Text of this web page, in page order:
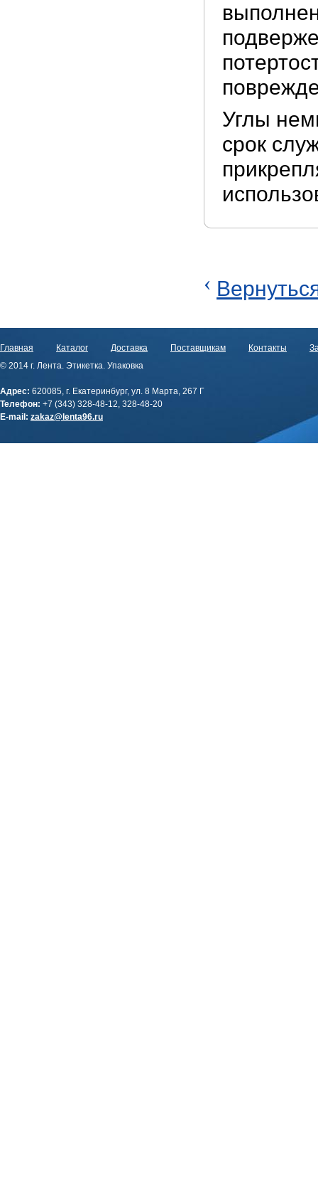
Углы
срок
‹
Главная Каталог Доставка Поставщикам Контакты
© 2014 г. Лента. Этикетка. Упаковка
Адрес: 620085, г. Екатеринбург, ул. 8 Марта, 267 Г
Телефон: +7 (343) 328-48-12, 328-48-20
E-mail: zakaz@lenta96.ru